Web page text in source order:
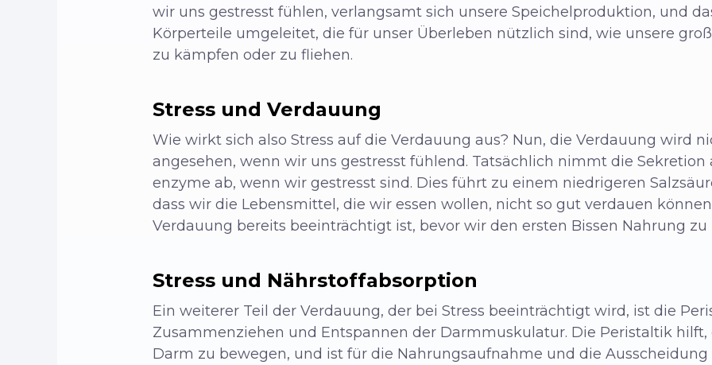
wir uns gestresst fühlen, verlangsamt sich unsere Speichelproduktion, und
Körperteile umgeleitet, die für unser Überleben nützlich sind, wie unsere
zu kämpfen oder zu fliehen.
Stress und Verdauung
Wie wirkt sich also Stress auf die Verdauung aus? Nun, die Verdauung wird
angesehen, wenn wir uns gestresst fühlend. Tatsächlich nimmt die
enzyme ab, wenn wir gestresst sind. Dies führt zu einem niedrigeren
dass wir die Lebensmittel, die wir essen wollen, nicht so gut verdauen
Verdauung bereits beeinträchtigt ist, bevor wir den ersten Bissen Nahrung zu
Stress und Nährstoffabsorption
Ein weiterer Teil der Verdauung, der bei Stress beeinträchtigt wird, ist die
Zusammenziehen und Entspannen der Darmmuskulatur. Die Peristaltik
Darm zu bewegen, und ist für die Nahrungsaufnahme und die